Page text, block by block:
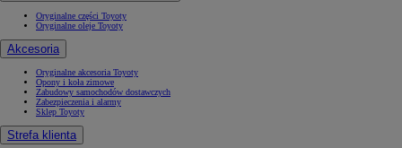
Oryginalne części Toyoty
Oryginalne oleje Toyoty
Akcesoria
Oryginalne akcesoria Toyoty
Opony i koła zimowe
Zabudowy samochodów dostawczych
Zabezpieczenia i alarmy
Sklep Toyoty
Strefa klienta